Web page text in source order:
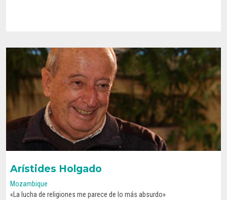
Arístides Holgado
Mozambique
«La lucha de religiones me parece de lo más absurdo»
CONOCE SU HISTORIA